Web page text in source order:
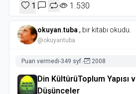
1 1.530
okuyan.tuba , bir kitabı okudu.
@okuyantuba
Puan vermedi-349 syf.- 2008
Din KültürüToplum Yapısı
Düşünceler